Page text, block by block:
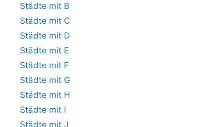
Städte mit B
Städte mit C
Städte mit D
Städte mit E
Städte mit F
Städte mit G
Städte mit H
Städte mit I
Städte mit J